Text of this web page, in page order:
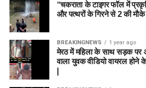
“चकराता के टाइगर फॉल में
और पत्थरों के गिरने से 2 की मौके
BREAKINGNEWS 1 year ago
मेरठ में महिला के साथ सड़क पर
वाला युवक वीडियो वायरल होने